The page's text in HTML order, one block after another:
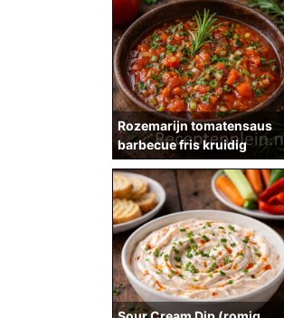
Rozemarijn tomatensaus
barbecue fris kruidig